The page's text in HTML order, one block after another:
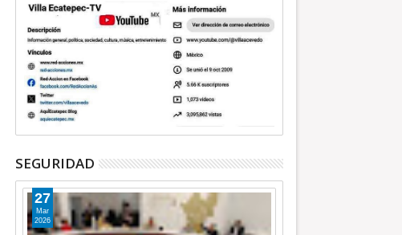
SEGURIDAD
27
Mar
2026